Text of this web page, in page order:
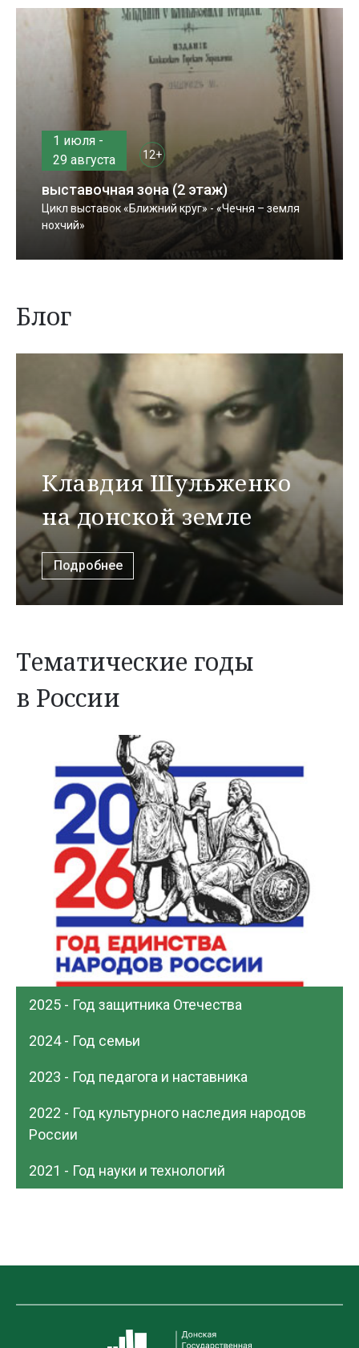
1 июля -
29 августа
12+
выставочная зона (2 этаж)
Цикл выставок «Ближний круг» - «Чечня – земля
нохчий»
Блог
Клавдия Шульженко
на донской земле
Подробнее
Тематические годы
в России
2025 - Год защитника Отечества
2024 - Год семьи
2023 - Год педагога и наставника
2022 - Год культурного наследия народов
России
2021 - Год науки и технологий